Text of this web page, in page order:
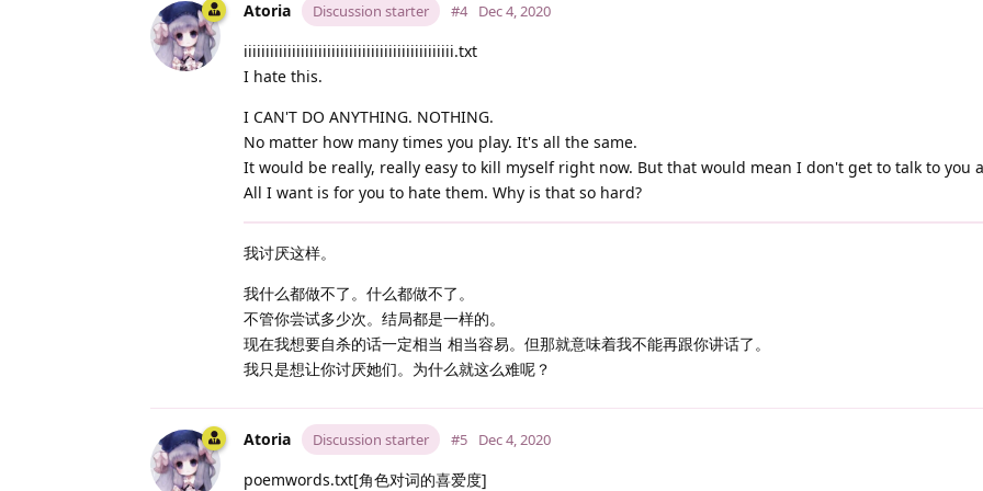
Atoria Discussion starter #4 Dec 4, 2020
iiiiiiiiiiiiiiiiiiiiiiiiiiiiiiiiiiiiiiiiiiiiiiii.txt
I hate this.
I CAN'T DO ANYTHING. NOTHING.
No matter how many times you play. It's all the same.
It would be really, really easy to kill myself right now. But that would mean I don't get to talk to you
All I want is for you to hate them. Why is that so hard?
我讨厌这样。
我什么都做不了。什么都做不了。
不管你尝试多少次。结局都是一样的。
现在我想要自杀的话一定相当 相当容易。但那就意味着我不能再跟你讲话了。
我只是想让你讨厌她们。为什么就这么难呢？
Atoria Discussion starter #5 Dec 4, 2020
poemwords.txt[角色对词的喜爱度]